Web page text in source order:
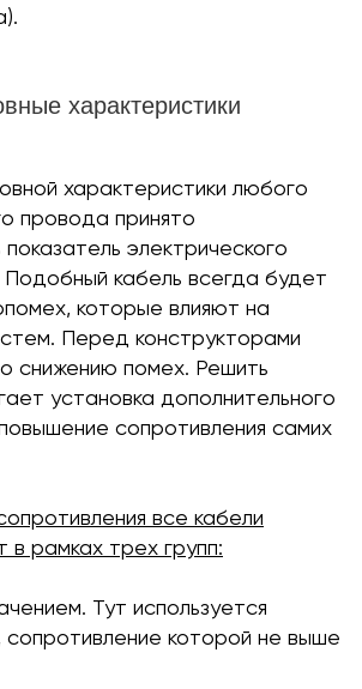
характеристики
характеристики любого
провода принято
электрического
Подобный кабель всегда будет
которые влияют на
Перед конструкторами
снижению помех. Решить
установка дополнительного
сопротивления самих
все кабели
рамках трех групп:
Тут используется
которой не выше